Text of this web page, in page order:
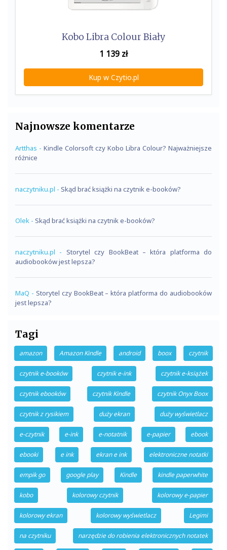
Kobo Libra Colour Biały
1 139 zł
Kup w Czytio.pl
Najnowsze komentarze
Artthas - Kindle Colorsoft czy Kobo Libra Colour? Najważniejsze
różnice
naczytniku.pl - Skąd brać książki na czytnik e-booków?
Olek - Skąd brać książki na czytnik e-booków?
naczytniku.pl - Storytel czy BookBeat – która platforma do
audiobooków jest lepsza?
MaQ - Storytel czy BookBeat – która platforma do audiobooków
jest lepsza?
Tagi
amazon Amazon Kindle android boox czytnik
czytnik e-booków czytnik e-ink czytnik e-książek
czytnik ebooków czytnik Kindle czytnik Onyx Boox
czytnik z rysikiem duży ekran duży wyświetlacz
e-czytnik e-ink e-notatnik e-papier ebook
ebooki e ink ekran e ink elektroniczne notatki
empik go google play Kindle kindle paperwhite
kobo kolorowy czytnik kolorowy e-papier
kolorowy ekran kolorowy wyświetlacz Legimi
na czytniku narzędzie do robienia elektronicznych notatek